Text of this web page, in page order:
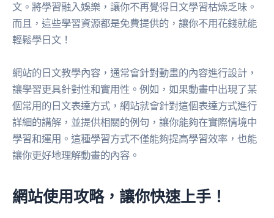
文。將學習融入娛樂，讓你不再覺得日文學習枯燥乏味。
而且，這些學習資源都是免費提供的，讓你不用花錢就能
輕鬆學日文！
網站的日文教學內容，通常會針對動畫的內容進行設計，
讓學習更具針對性和實用性。例如，如果動畫中出現了某
個常用的日文表達方式，網站就會針對這個表達方式進行
詳細的講解，並提供相關的例句，讓你能夠在實際情境中
學習和運用。這種學習方式不僅能夠提高學習效率，也能
讓你更好地理解動畫的內容。
網站使用攻略，讓你快速上手！